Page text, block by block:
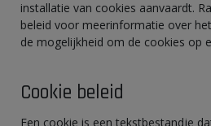
installatie van cookies aanvaardt.
beleid voor meerinformatie over
de mogelijkheid om de cookies op
Cookie beleid
Een cookie is een tekstbestandje